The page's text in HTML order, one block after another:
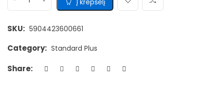
SKU: 5904423600661
Category: Standard Plus
Share: